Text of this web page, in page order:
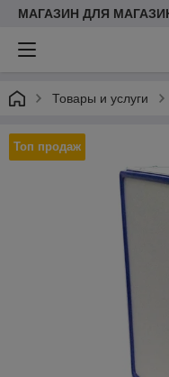
МАГАЗИН ДЛЯ
Товары и услуги
Топ продаж